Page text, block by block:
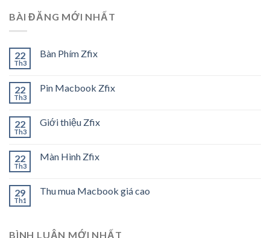
BÀI ĐĂNG MỚI NHẤT
22
Th3
Bàn Phím Zfix
22
Th3
Pin Macbook Zfix
22
Th3
Giới thiệu Zfix
22
Th3
Màn Hình Zfix
29
Th1
Thu mua Macbook giá cao
BÌNH LUẬN MỚI NHẤT